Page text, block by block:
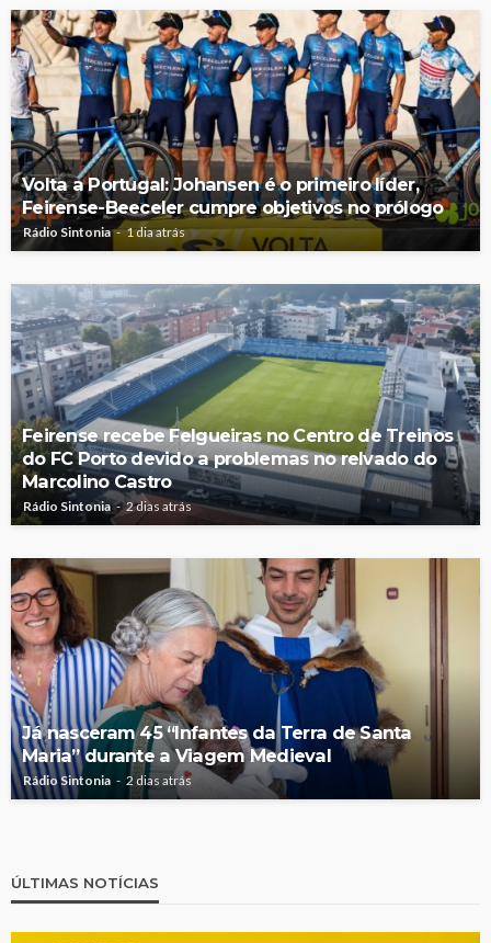
Volta a Portugal: Johansen é o primeiro líder,
Feirense-Beeceler cumpre objetivos no prólogo
Rádio Sintonia 1 dia atrás
Feirense recebe Felgueiras no Centro de Treinos
do FC Porto devido a problemas no relvado do
Marcolino Castro
Rádio Sintonia 2 dias atrás
Já nasceram 45 “Infantes da Terra de Santa
Maria” durante a Viagem Medieval
Rádio Sintonia 2 dias atrás
ÚLTIMAS NOTÍCIAS